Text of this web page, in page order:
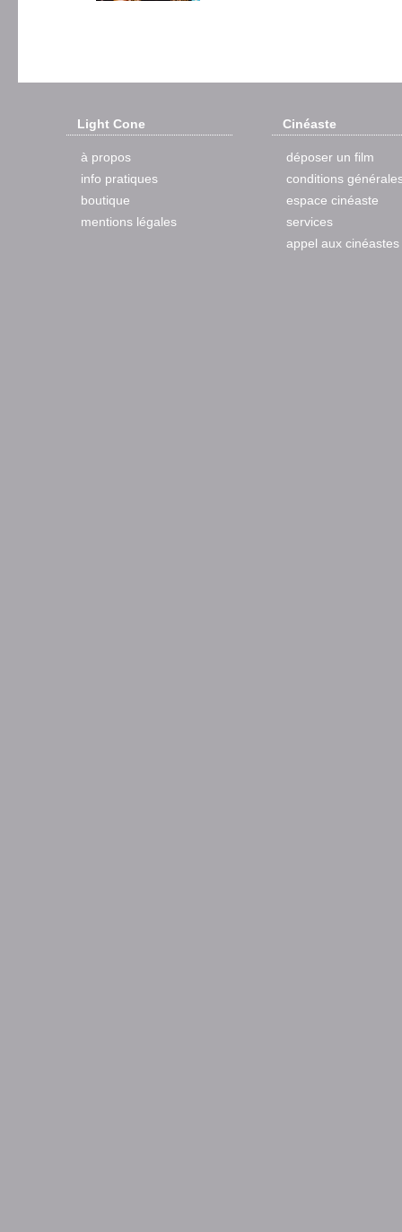
Light Cone
à propos
info pratiques
boutique
mentions légales
Cinéaste
déposer un film
conditions
espace cinéaste
services
appel aux cinéastes